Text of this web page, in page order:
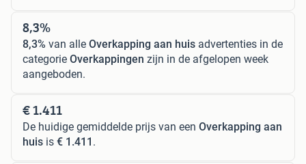
8,3%
8,3% van alle Overkapping aan huis advertenties in de
categorie Overkappingen zijn in de afgelopen week
aangeboden.
€ 1.411
De huidige gemiddelde prijs van een Overkapping aan
huis is € 1.411 .